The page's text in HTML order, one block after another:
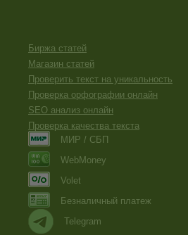
Биржа статей
Магазин статей
Проверить текст на уникальность
Проверка орфографии онлайн
SEO анализ онлайн
Проверка качества текста
МИР / СБП
WebMoney
Volet
Безналичный платеж
Telegram